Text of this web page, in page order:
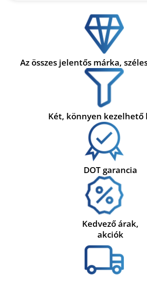
Az összes jelentős márka,
Két, könnyen kezelhető
DOT garancia
Kedvező árak,
akciók